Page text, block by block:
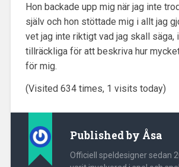
Hon backade upp mig när jag inte
själv och hon stöttade mig i allt jag
vet jag inte riktigt vad jag skall säga,
tillräckliga för att beskriva hur
för mig.
(Visited 634 times, 1 visits today)
Published by Åsa
Officiell speldesigner sedan